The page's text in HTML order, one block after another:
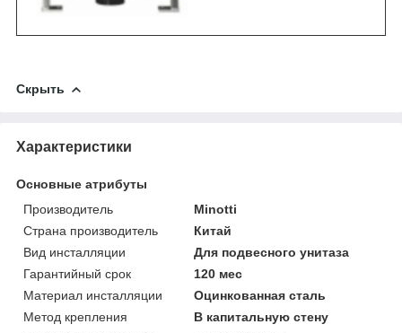
Скрыть
Характеристики
Основные атрибуты
Производитель
Minotti
Страна производитель
Китай
Вид инсталляции
Для подвесного унитаза
Гарантийный срок
120 мес
Материал инсталляции
Оцинкованная сталь
Метод крепления
В капитальную стену